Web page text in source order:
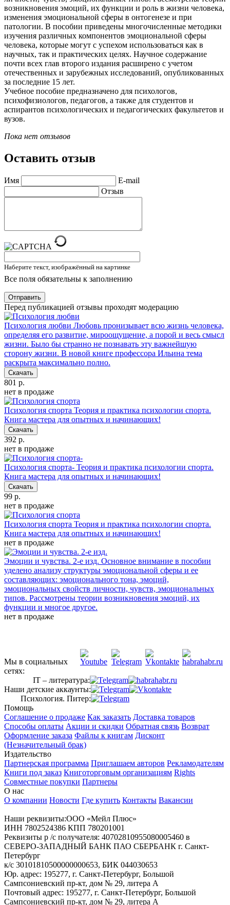
возникновения эмоций, их функции и роль в жизни человека,
изменения эмоциональной сферы в онтогенезе и при
патологии. В пособии приведены многочисленные методики
изучения различных компонентов эмоциональной сферы
человека, которые могут с успехом использоваться как в
научных, так и практических целях. Научное содержание
почти всех глав второго издания расширено с учетом
отечественных и зарубежных исследований, опубликованных
за последние 15 лет.
Учебное пособие предназначено для психологов,
психофизиологов, педагогов, а также для студентов и
аспирантов психологических и педагогических факультетов и
вузов.
Пока нет отзывов
Оставить отзыв
Имя
E-mail
Отзыв
Наберите текст, изображённый на картинке
Все поля обязательны к заполнению
Отправить
Перед публикацией отзывы проходят модерацию
Психология любви Любовь пронизывает всю жизнь человека,
определяя его развитие, мироощущение, а порой и весь смысл
жизни. Было бы странно не познавать эту важнейшую
сторону жизни. В новой книге профессора Ильина тема
раскрыта максимально полно.
Скачать
801 р.
нет в продаже
Психология спорта Теория и практика психологии спорта.
Книга мастера для опытных и начинающих!
Скачать
392 р.
нет в продаже
Психология спорта- Теория и практика психологии спорта.
Книга мастера для опытных и начинающих!
Скачать
99 р.
нет в продаже
Психология спорта Теория и практика психологии спорта.
Книга мастера для опытных и начинающих!
нет в продаже
Эмоции и чувства. 2-е изд. Основное внимание в пособии
уделено анализу структуры эмоциональной сферы и ее
составляющих: эмоционального тона, эмоций,
эмоциональных свойств личности, чувств, эмоциональных
типов. Рассмотрены теории возникновения эмоций, их
функции и многое другое.
нет в продаже
Мы в социальных
сетях:
IT – литература:
Наши детские аккаунты:
Психология. Питер:
Помощь
Соглашение о продаже Как заказать Доставка товаров
Способы оплаты Акции и скидки Обратная связь Возврат
Оформление заказа Файлы к книгам Дисконт
(Незначительный брак)
Издательство
Партнерская программа Приглашаем авторов Рекламодателям
Книги под заказ Книготорговым организациям Rights
Совместные покупки Партнеры
О нас
О компании Новости Где купить Контакты Вакансии
Наши реквизиты:ООО «Мейл Плюс»
ИНН 7802524386 КПП 780201001
Реквизиты р /с получателя: 40702810955080005460 в
СЕВЕРО-ЗАПАДНЫЙ БАНК ПАО СБЕРБАНК г. Санкт-
Петербург
к/с 30101810500000000653, БИК 044030653
Юр. адрес: 195277, г. Санкт-Петербург, Большой
Сампсониевский пр-кт, дом № 29, литера А
Почтовый адрес: 195277, г. Санкт-Петербург, Большой
Сампсониевский пр-кт, дом № 29, литера А